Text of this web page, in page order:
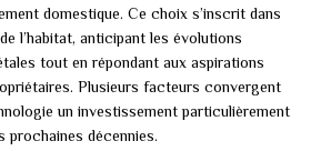
domestique. Ce choix s’inscrit dans
l’habitat, anticipant les évolutions
tout en répondant aux aspirations
Plusieurs facteurs convergent
un investissement particulièrement
prochaines décennies.